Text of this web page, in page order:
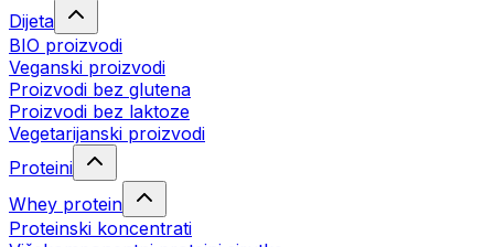
Dijeta
BIO proizvodi
Veganski proizvodi
Proizvodi bez glutena
Proizvodi bez laktoze
Vegetarijanski proizvodi
Proteini
Whey protein
Proteinski koncentrati